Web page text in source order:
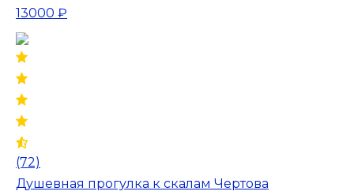
13000 ₽
(72)
Душевная прогулка к скалам Чертова